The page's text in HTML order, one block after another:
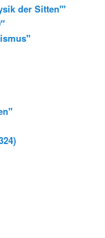
der Sitten'"